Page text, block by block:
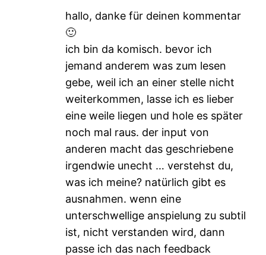
hallo, danke für deinen kommentar
🙂
ich bin da komisch. bevor ich
jemand anderem was zum lesen
gebe, weil ich an einer stelle nicht
weiterkommen, lasse ich es lieber
eine weile liegen und hole es später
noch mal raus. der input von
anderen macht das geschriebene
irgendwie unecht … verstehst du,
was ich meine? natürlich gibt es
ausnahmen. wenn eine
unterschwellige anspielung zu subtil
ist, nicht verstanden wird, dann
passe ich das nach feedback